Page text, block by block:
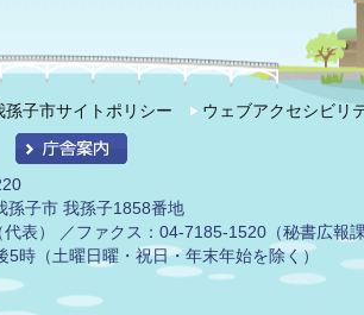
孫子市サイトポリシー ウェブアクセシビリ
子市 我孫子1858番地
表） ／ファクス：04-7185-1520（秘書広報
時（土曜日曜・祝日・年末年始を除く）